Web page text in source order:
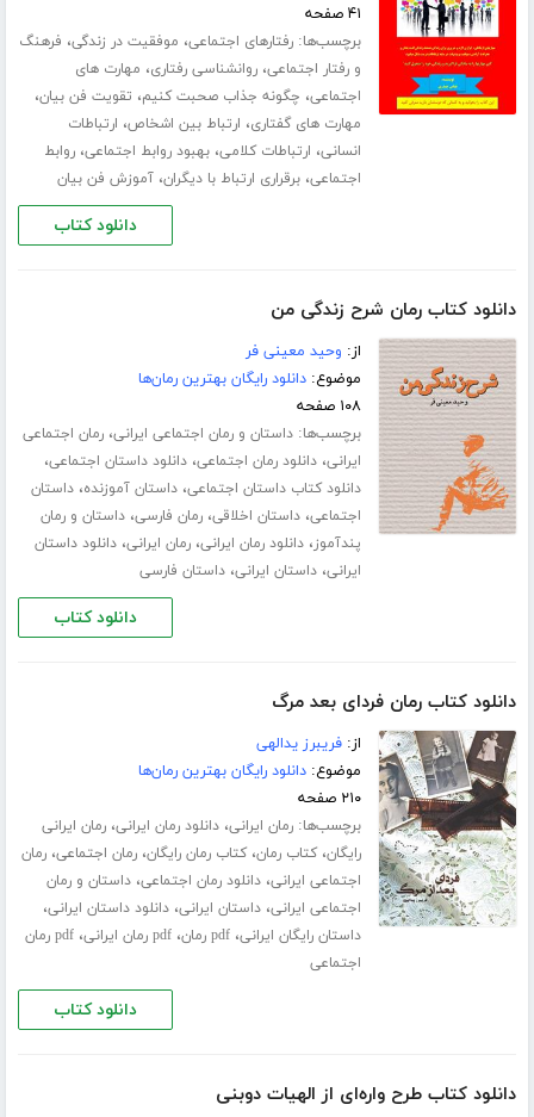
۴۱ صفحه
برچسب‌ها:رفتارهای اجتماعی، موفقیت در زندگی، فرهنگ
و رفتار اجتماعی،روانشناسی رفتاری، مهارت های
اجتماعی، چگونه جذاب صحبت کنیم، تقویت فن بیان،
مهارت های گفتاری، ارتباط بین اشخاص، ارتباطات
انسانی، ارتباطات کلامی،بهبود روابط اجتماعی،روابط
اجتماعی،برقراری ارتباط با دیگران،آموزش فن بیان
دانلود کتاب
دانلود کتاب رمان شرح زندگی من
از: وحید معینی فر
موضوع:دانلود رایگان بهترین رمان‌ها
۱۰۸ صفحه
برچسب‌ها:داستان و رمان اجتماعی ایرانی،رمان اجتماعی
ایرانی،دانلود رمان اجتماعی،دانلود داستان اجتماعی،
دانلود کتاب داستان اجتماعی،داستان آموزنده،داستان
اجتماعی،داستان اخلاقی،رمان فارسی،داستان و رمان
پندآموز،دانلود رمان ایرانی،رمان ایرانی،دانلود داستان
ایرانی،داستان ایرانی،داستان فارسی
دانلود کتاب
دانلود کتاب رمان فردای بعد مرگ
از:فریبرز یدالهی
موضوع:دانلود رایگان بهترین رمان‌ها
۲۱۰ صفحه
برچسب‌ها:رمان ایرانی،دانلود رمان ایرانی،رمان ایرانی
رایگان،کتاب رمان،کتاب رمان رایگان،رمان اجتماعی،رمان
اجتماعی ایرانی،دانلود رمان اجتماعی،داستان و رمان
اجتماعی ایرانی،داستان ایرانی،دانلود داستان ایرانی،
داستان رایگان ایرانی،pdf رمان ،pdf رمان ایرانی ،
pdf رمان
اجتماعی
دانلود کتاب
دانلود کتاب طرح واره‌ای از الهیات دوبنی